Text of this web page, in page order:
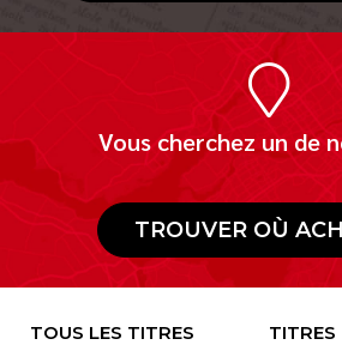
Vous cherchez un de
TROUVER OÙ
TOUS LES TITRES
TITRES